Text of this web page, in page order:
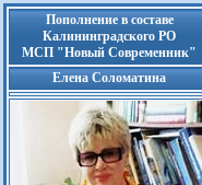
Пополнение в составе
Калининградского РО
МСП "Новый Современник"
Елена Соломатина